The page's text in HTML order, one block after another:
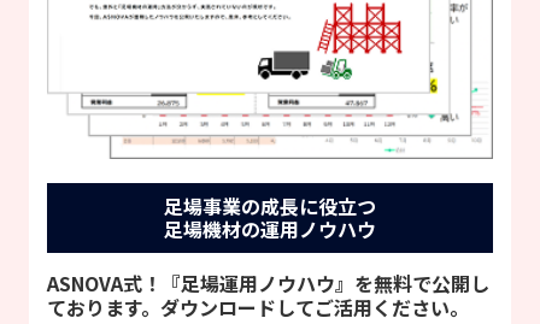
足場事業の成長に役立つ
足場機材の運用ノウハウ
ASNOVA式！『足場運用ノウハウ』を無料で公開し
ております。ダウンロードしてご活用ください。